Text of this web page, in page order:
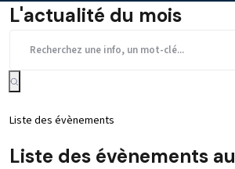
L'actualité du mois
Liste des évènements
Liste des évènements au